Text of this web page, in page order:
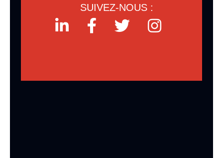
SUIVEZ-NOUS :